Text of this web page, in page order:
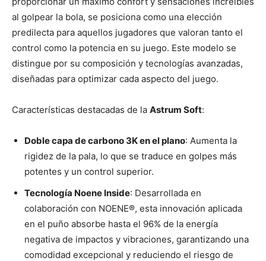
al golpear la bola, se posiciona como una elección
predilecta para aquellos jugadores que valoran tanto el
control como la potencia en su juego. Este modelo se
distingue por su composición y tecnologías avanzadas,
diseñadas para optimizar cada aspecto del juego.
Características destacadas de la Astrum Soft:
Doble capa de carbono 3K en el plano: Aumenta la
rigidez de la pala, lo que se traduce en golpes más
potentes y un control superior.
Tecnología Noene Inside: Desarrollada en
colaboración con NOENE®, esta innovación aplicada
en el puño absorbe hasta el 96% de la energía
negativa de impactos y vibraciones, garantizando una
comodidad excepcional y reduciendo el riesgo de